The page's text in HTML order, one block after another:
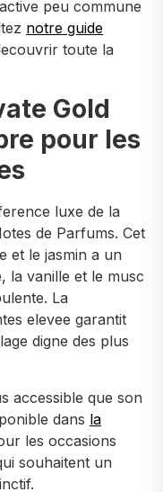
peu commune
notre guide
toute la
Gold
pour les
luxe de la
de Parfums. Cet
et le jasmin a un
la vanille et le musc
La
elevee garantit
digne des plus
accessible que son
dans la
les occasions
souhaitent un